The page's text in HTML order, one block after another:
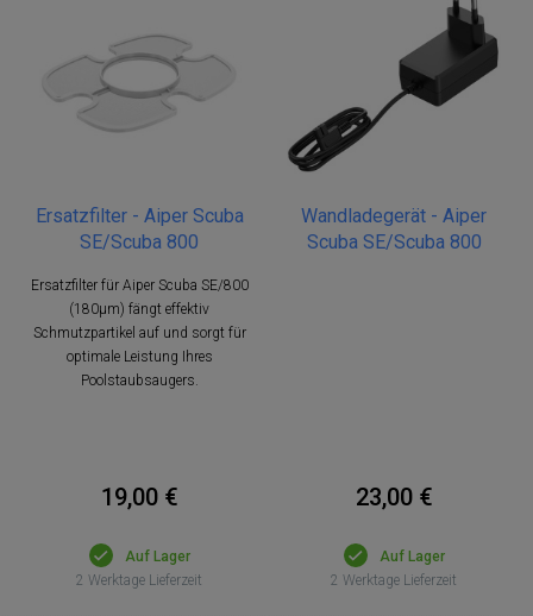
Ersatzfilter - Aiper Scuba
SE/Scuba 800
Ersatzfilter für Aiper Scuba SE/800
(180μm) fängt effektiv
Schmutzpartikel auf und sorgt für
optimale Leistung Ihres
Poolstaubsaugers.
19,00 €
Auf Lager
2 Werktage Lieferzeit
Wandladegerät - Aiper
Scuba SE/Scuba 800
23,00 €
Auf Lager
2 Werktage Lieferzeit